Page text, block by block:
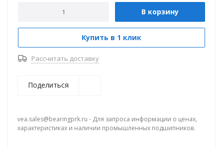
В корзину
Купить в 1 клик
Рассчитать доставку
Поделиться
vea.sales@bearingprk.ru - Для запроса информации о ценах,
характеристиках и наличии промышленных подшипников.